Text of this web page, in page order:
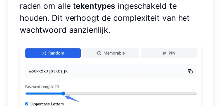
raden om alle tekentypes ingeschakeld te
houden. Dit verhoogt de complexiteit van het
wachtwoord aanzienlijk.